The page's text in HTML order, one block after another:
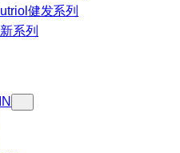
健发系列
系列